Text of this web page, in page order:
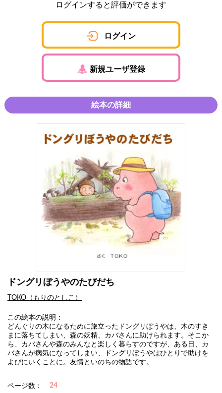
ログインすると評価ができます
ログイン
新規ユーザ登録
絵本の詳細
ドングリぼうやのたびだち
TOKO（もりのとしこ）
この絵本の説明：
どんぐりの木になるために旅立ったドングリぼうやは、木のすき
まに落ちてしまい、森の妖精、カバさんに助けられます。そこか
ら、カバさんや森のみんなと楽しく暮らすのですが、ある日、カ
バさんが病気になってしまい、ドングリぼうやはひとりで助けを
よびにいくことに。友情といのちの物語です。
ページ数： 24